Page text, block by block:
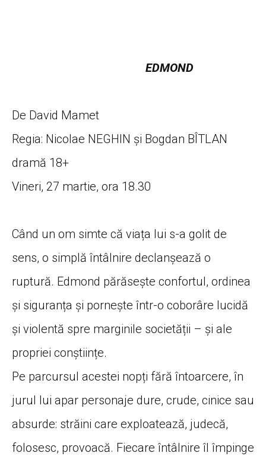
EDMOND
De David Mamet
Regia: Nicolae NEGHIN și Bogdan BÎTLAN
dramă 18+
Vineri, 27 martie, ora 18.30
Când un om simte că viața lui s-a golit de
sens, o simplă întâlnire declanșează o
ruptură. Edmond părăsește confortul, ordinea
și siguranța și pornește într-o coborâre lucidă
și violentă spre marginile societății – și ale
propriei conștiințe.
Pe parcursul acestei nopți fără întoarcere, în
jurul lui apar personaje dure, crude, cinice sau
absurde: străini care exploatează, judecă,
folosesc, provoacă. Fiecare întâlnire îl împinge